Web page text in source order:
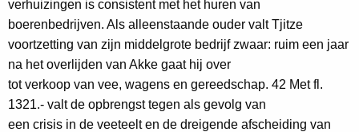
verhuizingen is consistent met het huren van
boerenbedrijven. Als alleenstaande ouder valt Tjitze
voortzetting van zijn middelgrote bedrijf zwaar: ruim een jaar
na het overlijden van Akke gaat hij over
tot verkoop van vee, wagens en gereedschap. 42 Met fl.
1321.- valt de opbrengst tegen als gevolg van
een crisis in de veeteelt en de dreigende afscheiding van